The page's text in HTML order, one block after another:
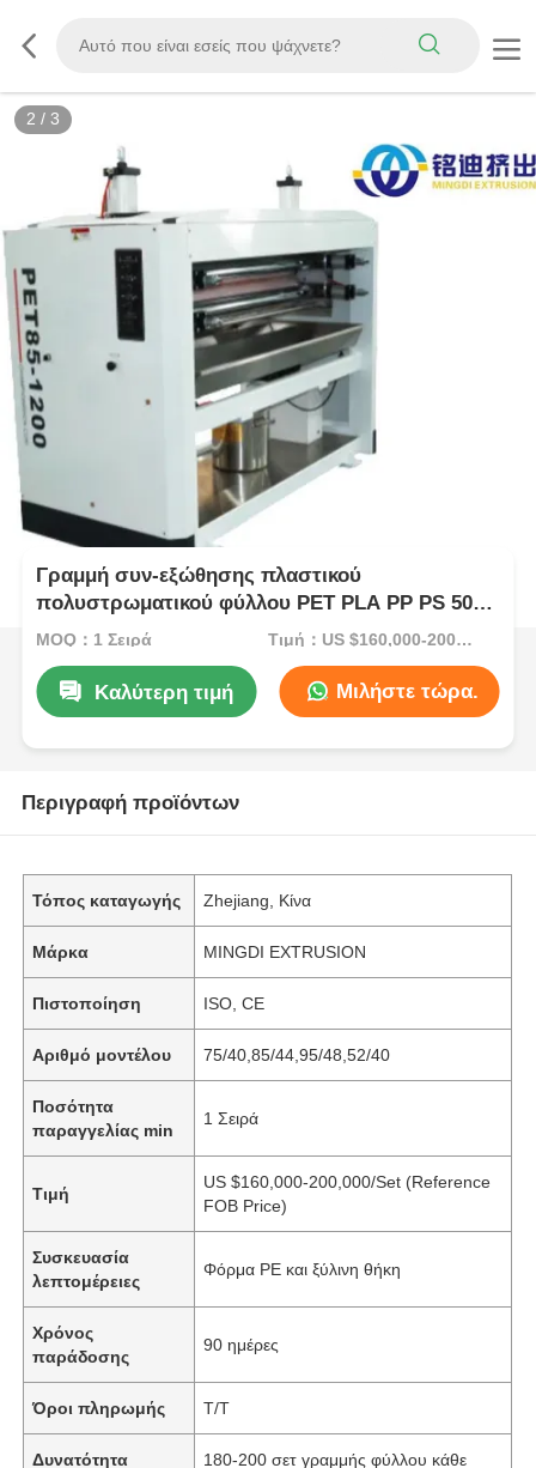
2 / 3
Γραμμή συν-εξώθησης πλαστικού
πολυστρωματικού φύλλου PET PLA PP PS 500-
1400kg/H
MOQ：1 Σειρά Τιμή：US $160,000-200,000/Set (Reference FOB Price)
Καλύτερη τιμή Μιλήστε τώρα.
Περιγραφή προϊόντων
Τόπος καταγωγής Zhejiang, Κίνα
Μάρκα MINGDI EXTRUSION
Πιστοποίηση ISO, CE
Αριθμό μοντέλου 75/40,85/44,95/48,52/40
Ποσότητα
παραγγελίας min
1 Σειρά
Τιμή
US $160,000-200,000/Set (Reference
FOB Price)
Συσκευασία
λεπτομέρειες
Φόρμα PE και ξύλινη θήκη
Χρόνος
παράδοσης
90 ημέρες
Όροι πληρωμής Τ/Τ
Δυνατότητα
180-200 σετ γραμμής φύλλου κάθε